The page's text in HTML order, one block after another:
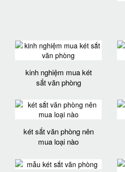
kinh nghiệm mua két
sắt văn phòng
két sắt văn phòng nên
mua loại nào